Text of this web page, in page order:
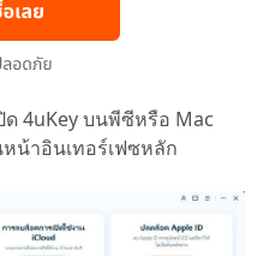
4uKey บนพีซีหรือ Mac
น้าอินเทอร์เฟซหลัก